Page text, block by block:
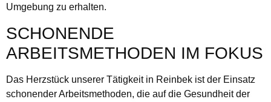
Umgebung zu erhalten.
SCHONENDE
ARBEITSMETHODEN IM FOKUS
Das Herzstück unserer Tätigkeit in Reinbek ist der Einsatz
schonender Arbeitsmethoden, die auf die Gesundheit der